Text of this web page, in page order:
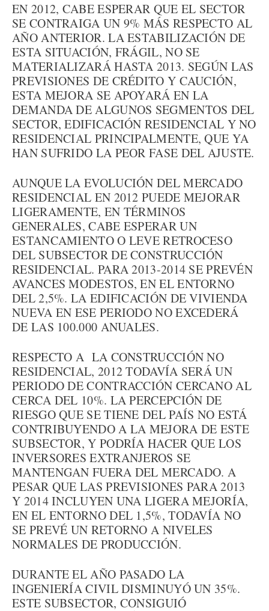
EN 2012, CABE ESPERAR QUE EL SECTOR
SE CONTRAIGA UN 9% MÁS RESPECTO AL
AÑO ANTERIOR. LA ESTABILIZACIÓN DE
ESTA SITUACIÓN, FRÁGIL, NO SE
MATERIALIZARÁ HASTA 2013. SEGÚN LAS
PREVISIONES DE CRÉDITO Y CAUCIÓN,
ESTA MEJORA SE APOYARÁ EN LA
DEMANDA DE ALGUNOS SEGMENTOS DEL
SECTOR, EDIFICACIÓN RESIDENCIAL Y NO
RESIDENCIAL PRINCIPALMENTE, QUE YA
HAN SUFRIDO LA PEOR FASE DEL AJUSTE.
AUNQUE LA EVOLUCIÓN DEL MERCADO
RESIDENCIAL EN 2012 PUEDE MEJORAR
LIGERAMENTE, EN TÉRMINOS
GENERALES, CABE ESPERAR UN
ESTANCAMIENTO O LEVE RETROCESO
DEL SUBSECTOR DE CONSTRUCCIÓN
RESIDENCIAL. PARA 2013-2014 SE PREVÉN
AVANCES MODESTOS, EN EL ENTORNO
DEL 2,5%. LA EDIFICACIÓN DE VIVIENDA
NUEVA EN ESE PERIODO NO EXCEDERÁ
DE LAS 100.000 ANUALES.
RESPECTO A LA CONSTRUCCIÓN NO
RESIDENCIAL, 2012 TODAVÍA SERÁ UN
PERIODO DE CONTRACCIÓN CERCANO AL
CERCA DEL 10%. LA PERCEPCIÓN DE
RIESGO QUE SE TIENE DEL PAÍS NO ESTÁ
CONTRIBUYENDO A LA MEJORA DE ESTE
SUBSECTOR, Y PODRÍA HACER QUE LOS
INVERSORES EXTRANJEROS SE
MANTENGAN FUERA DEL MERCADO. A
PESAR QUE LAS PREVISIONES PARA 2013
Y 2014 INCLUYEN UNA LIGERA MEJORÍA,
EN EL ENTORNO DEL 1,5%, TODAVÍA NO
SE PREVÉ UN RETORNO A NIVELES
NORMALES DE PRODUCCIÓN.
DURANTE EL AÑO PASADO LA
INGENIERÍA CIVIL DISMINUYÓ UN 35%.
ESTE SUBSECTOR, CONSIGUIÓ